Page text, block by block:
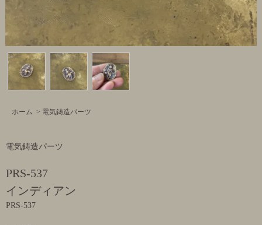
ホーム > 電気鋳造パーツ
電気鋳造パーツ
PRS-537
インディアン
PRS-537